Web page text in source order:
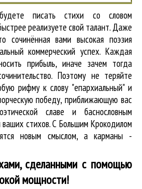
писать стихи со словом
реализуете свой талант. Даже
сочинённая вами высокая поэзия
коммерческий успех. Каждая
прибыль, иначе зачем тогда
Поэтому не теряйте
рифму к слову "епархиальный" и
победу, приближающую вас
славе и баснословным
стихов. С Большим Крокодилом
новым смыслом, а карманы -
сделанными с помощью
мощности!